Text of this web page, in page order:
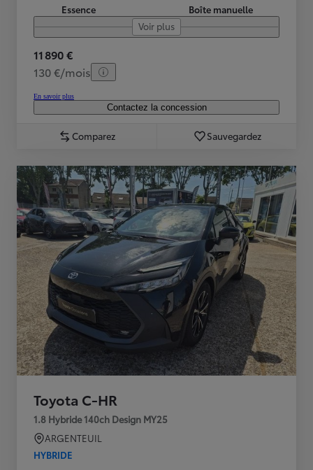
Essence
Boîte manuelle
Voir plus
11 890 €
130 €/mois
En savoir plus
Contactez la concession
Comparez Sauvegardez
Toyota C-HR
1.8 Hybride 140ch Design MY25
ARGENTEUIL
HYBRIDE